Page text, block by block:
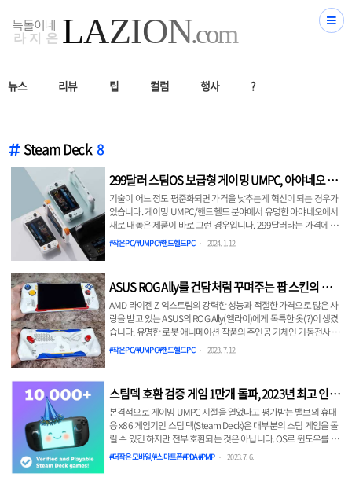
뉴스 리뷰 팁 컬럼 행사 ?
Steam Deck 8
299달러 스팀OS 보급형 게이밍 UMPC, 아야네오 넥
스트 라이트(AYANEO NEXT LITE) 발표
기술이 어느 정도 평준화되면 가격을 낮추는게 혁신이 되는 경우가
있습니다. 게이밍 UMPC/핸드헬드 분야에서 유명한 아야네오에서
새로 내놓은 제품이 바로 그런 경우입니다. 299달러라는 가격에 스
팀OS(SteamOS)를 기본 내장하고 나온 보급형 게이밍 UMPC 아야
네오 넥스트(AYANEO NEXT LITE)가 공개되었습니다. 아야네오 넥
야기하죠. 299달러(약 39만원)부터 시작입니다. 라이젠 5
4500U/RAM 16GB/SSD 128GB : 299달러(약 39만원) 라이젠 5
4500U/RAM 16GB/SSD 512GB : 349달러(약 46만원) 라이젠 7
4800U/RAM 16GB/SSD 512GB : 399달러(약 52만..
#작은PC/#UMPC#핸드헬드PC 2024. 1. 12.
ASUS ROG Ally를 건담처럼 꾸며주는 팝 스킨의 건
담 에디션 스킨
AMD 라이젠 Z 익스트림의 강력한 성능과 적절한 가격으로 많은 사
랑을 받고 있는 ASUS의 ROG Ally(엘라이)에게 독특한 옷(?)이 생겼
습니다. 유명한 로봇 애니메이션 작품의 주인공 기체인 기동전사 건
담 스타일로 만들어주는 ROG Ally 건담 에디션 스킨이 나왔거든요.
자, 우리 ROG Ally가 확 달라졌습니다. 확실히 건담 많이 보신 분들
라니요. 아쉽게도 V자 뿔은 없습니다. 게다가 이 스킨을 만든 곳이
무려 대한민국의 스킨 아트 업체인 팝 스킨(POP SKIN)이라는 점도
참 대단합니다. 알고 보니 이 회사는 그 전에도 이런 스타일의 스킨
을 종종 내놓았던 것 같네요. 구석 구석 색상 배치가 나쁘지 않습니
다. 단순히 하양은 아..
#작은PC/#UMPC#핸드헬드PC 2023. 7. 12.
스팀덱 호환 검증 게임 1만개 돌파, 2023년 최고 인기
타이틀은?
본격적으로 게이밍 UMPC 시절을 열었다고 평가받는 밸브의 휴대
용 x86 게임기인 스팀 덱(Steam Deck)은 대부분의 스팀 게임을 돌
릴 수 있긴 하지만 전부 호환되는 것은 아닙니다. OS로 윈도우를 쓰
지 않았기 때문이지요. 대신 아치 리눅스 기반의 SteamOS를 쓰고
윈도우와 API 수준에서 호환되는 프로톤(Proton)을 이용하여 주요
#더작은모바일/#스마트폰#PDA#PMP 2023. 7. 6.